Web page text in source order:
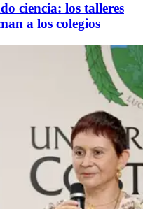
ciencia: los talleres
a los colegios